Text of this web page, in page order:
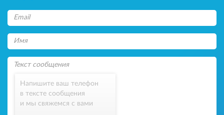
Напишите ваш телефон
в тексте сообщения
и мы свяжемся с вами